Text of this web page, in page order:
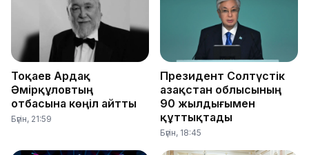
Тоқаев Ардақ
Әмірқұловтың
отбасына көңіл айтты
Бүгін, 21:59
Президент Солтүстік
Қазақстан облысының
90 жылдығымен
құттықтады
Бүгін, 18:45